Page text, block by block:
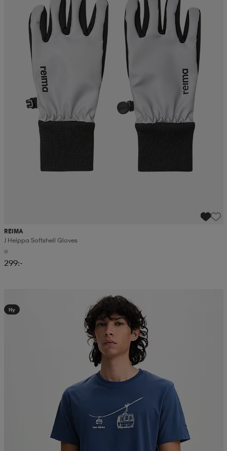
REIMA
J Heippa Softshell Gloves
299:-
Ny